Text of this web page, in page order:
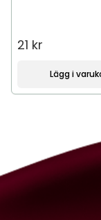
21 kr
Lägg i